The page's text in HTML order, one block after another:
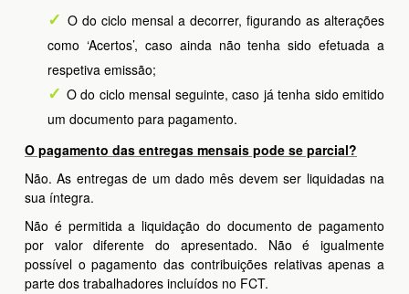
O do ciclo mensal a decorrer, figurando as alterações
como ‘Acertos’, caso ainda não tenha sido efetuada a
respetiva emissão;
O do ciclo mensal seguinte, caso já tenha sido emitido
um documento para pagamento.
O pagamento das entregas mensais pode se parcial?
Não. As entregas de um dado mês devem ser liquidadas na
sua íntegra.
Não é permitida a liquidação do documento de pagamento
por valor diferente do apresentado. Não é igualmente
possível o pagamento das contribuições relativas apenas a
parte dos trabalhadores incluídos no FCT.